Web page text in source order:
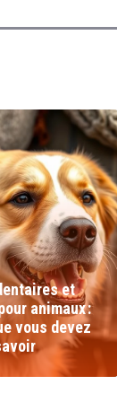
et
animaux :
vous devez